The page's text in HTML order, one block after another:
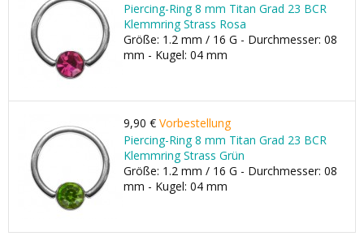
Piercing-Ring 8 mm Titan Grad 23 BCR
Klemmring Strass Rosa
Größe: 1.2 mm / 16 G - Durchmesser: 08
mm - Kugel: 04 mm
9,90 € Vorbestellung
Piercing-Ring 8 mm Titan Grad 23 BCR
Klemmring Strass Grün
Größe: 1.2 mm / 16 G - Durchmesser: 08
mm - Kugel: 04 mm